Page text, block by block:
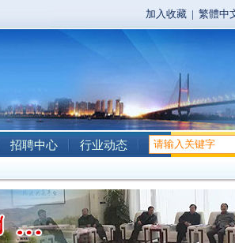
加入收藏 | 繁體中
招聘中心 行业动态